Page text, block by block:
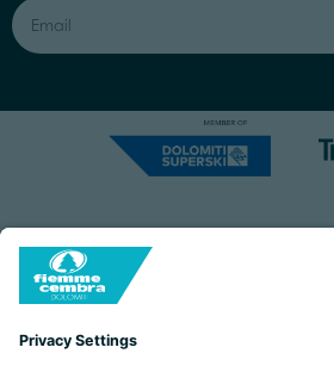
Capitale Sociale: Euro 220.000,00 |
COOKIES IMPRINT